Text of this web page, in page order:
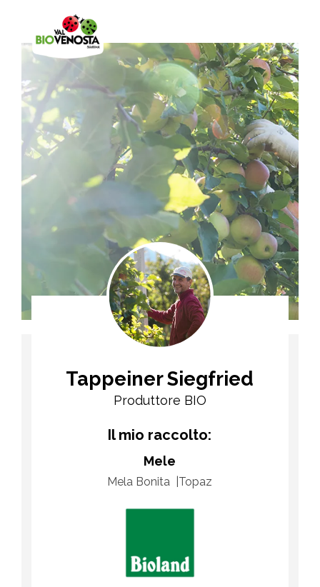
Tappeiner Siegfried
Produttore BIO
Il mio raccolto:
Mele
Mela Bonita Topaz